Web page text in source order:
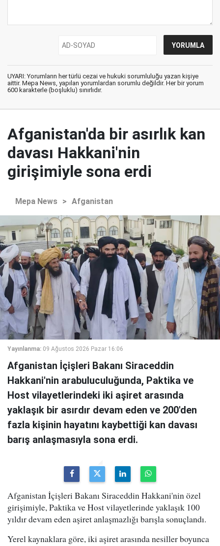
UYARI: Yorumların her türlü cezai ve hukuki sorumluluğu yazan kişiye
aittir. Mepa News, yapılan yorumlardan sorumlu değildir. Her bir yorum
600 karakterle (boşluklu) sınırlıdır.
Afganistan'da bir asırlık kan
davası Hakkani'nin
girişimiyle sona erdi
Mepa News > Afganistan
Yayınlanma: 09 Ağustos 2026 Pazar 16:06
Afganistan İçişleri Bakanı Siraceddin
Hakkani'nin arabuluculuğunda, Paktika ve
Host vilayetlerindeki iki aşiret arasında
yaklaşık bir asırdır devam eden ve 200'den
fazla kişinin hayatını kaybettiği kan davası
barış anlaşmasıyla sona erdi.
Afganistan İçişleri Bakanı Siraceddin Hakkani'nin özel
girişimiyle, Paktika ve Host vilayetlerinde yaklaşık 100
yıldır devam eden aşiret anlaşmazlığı barışla sonuçlandı.
Yerel kaynaklara göre, iki aşiret arasında nesiller boyunca